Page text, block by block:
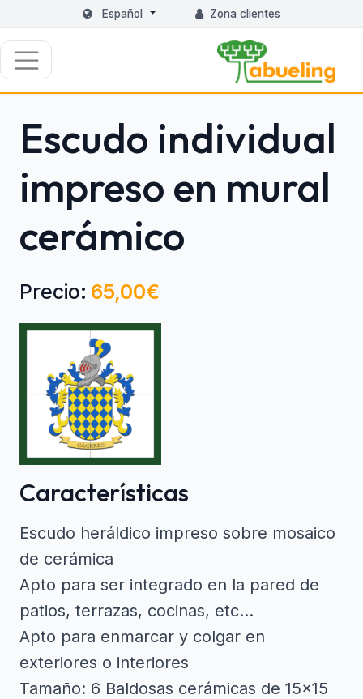
Español Zona clientes
Escudo individual
impreso en mural
cerámico
Precio: 65,00€
Características
Escudo heráldico impreso sobre mosaico
de cerámica
Apto para ser integrado en la pared de
patios, terrazas, cocinas, etc...
Apto para enmarcar y colgar en
exteriores o interiores
Tamaño: 6 Baldosas cerámicas de 15x15